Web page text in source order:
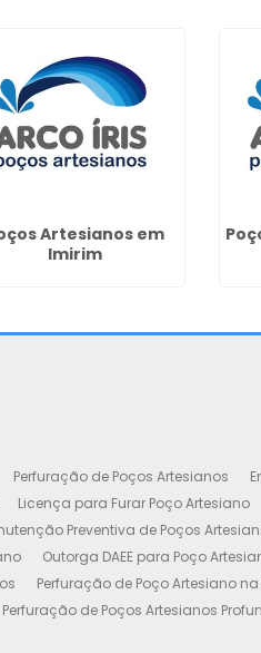
Artesianos em
Imirim
Perfuração de Poços Artesianos
Licença para Furar Poço Artesiano
Preventiva de Poços
Outorga DAEE para Poço
Perfuração de Poço Artesiano
Perfuração de Poços Artesianos